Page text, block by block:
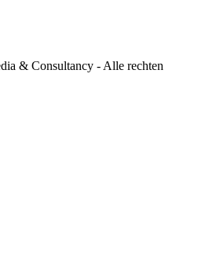
& Consultancy - Alle rechten